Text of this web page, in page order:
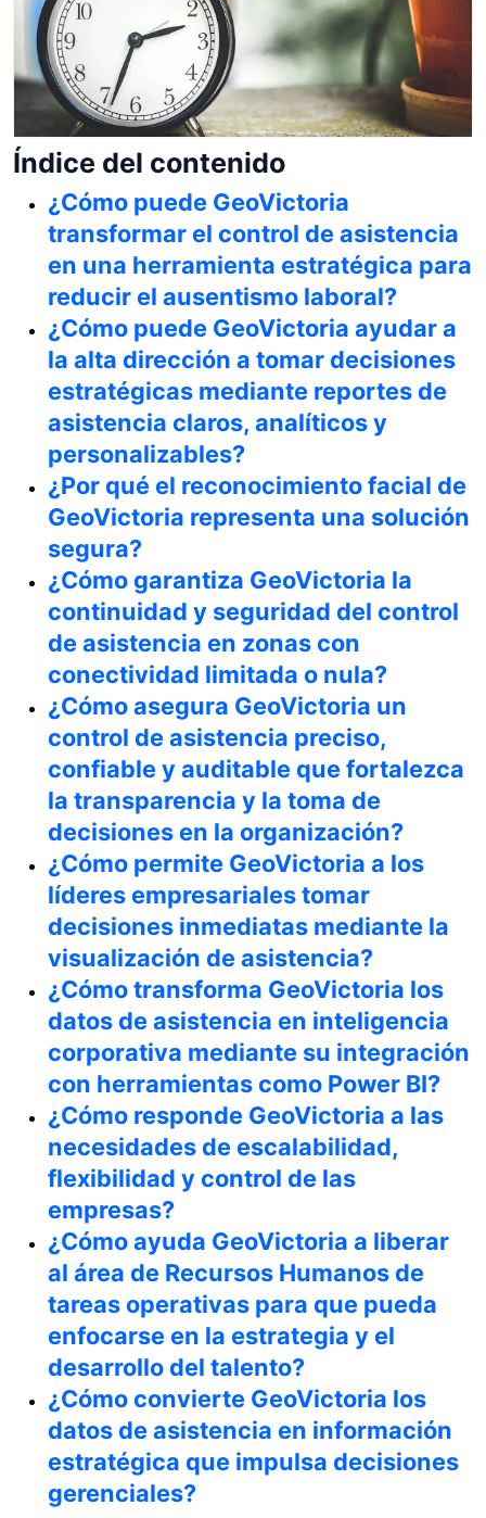
Índice del contenido
¿Cómo puede GeoVictoria
transformar el control de asistencia
en una herramienta estratégica para
reducir el ausentismo laboral?
¿Cómo puede GeoVictoria ayudar a
la alta dirección a tomar decisiones
estratégicas mediante reportes de
asistencia claros, analíticos y
personalizables?
¿Por qué el reconocimiento facial de
GeoVictoria representa una solución
segura?
¿Cómo garantiza GeoVictoria la
continuidad y seguridad del control
de asistencia en zonas con
conectividad limitada o nula?
¿Cómo asegura GeoVictoria un
control de asistencia preciso,
confiable y auditable que fortalezca
la transparencia y la toma de
decisiones en la organización?
¿Cómo permite GeoVictoria a los
líderes empresariales tomar
decisiones inmediatas mediante la
visualización de asistencia?
¿Cómo transforma GeoVictoria los
datos de asistencia en inteligencia
corporativa mediante su integración
con herramientas como Power BI?
¿Cómo responde GeoVictoria a las
necesidades de escalabilidad,
flexibilidad y control de las
empresas?
¿Cómo ayuda GeoVictoria a liberar
al área de Recursos Humanos de
tareas operativas para que pueda
enfocarse en la estrategia y el
desarrollo del talento?
¿Cómo convierte GeoVictoria los
datos de asistencia en información
estratégica que impulsa decisiones
gerenciales?